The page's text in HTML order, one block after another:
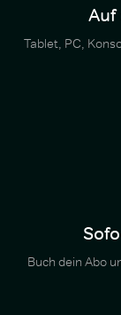
Auf
Tablet, PC,
Buch dein Abo